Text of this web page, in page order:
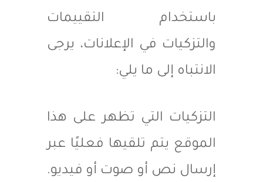
باستخدام التقييمات
والتزكيات في الإعلانات، يرجى
الانتباه إلى ما يلي:
التزكيات التي تظهر على هذا
الموقع يتم تلقيها فعليًا عبر
إرسال نص أو صوت أو فيديو.